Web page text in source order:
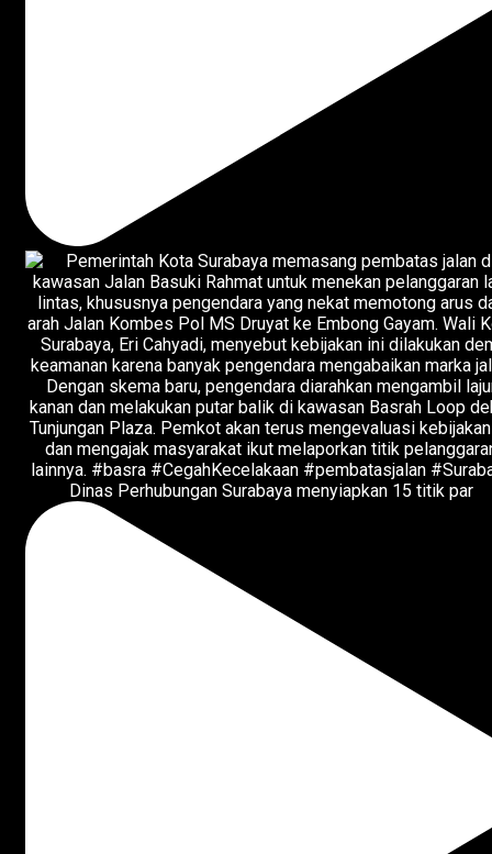
Dinas Perhubungan Surabaya menyiapkan 15 titik par